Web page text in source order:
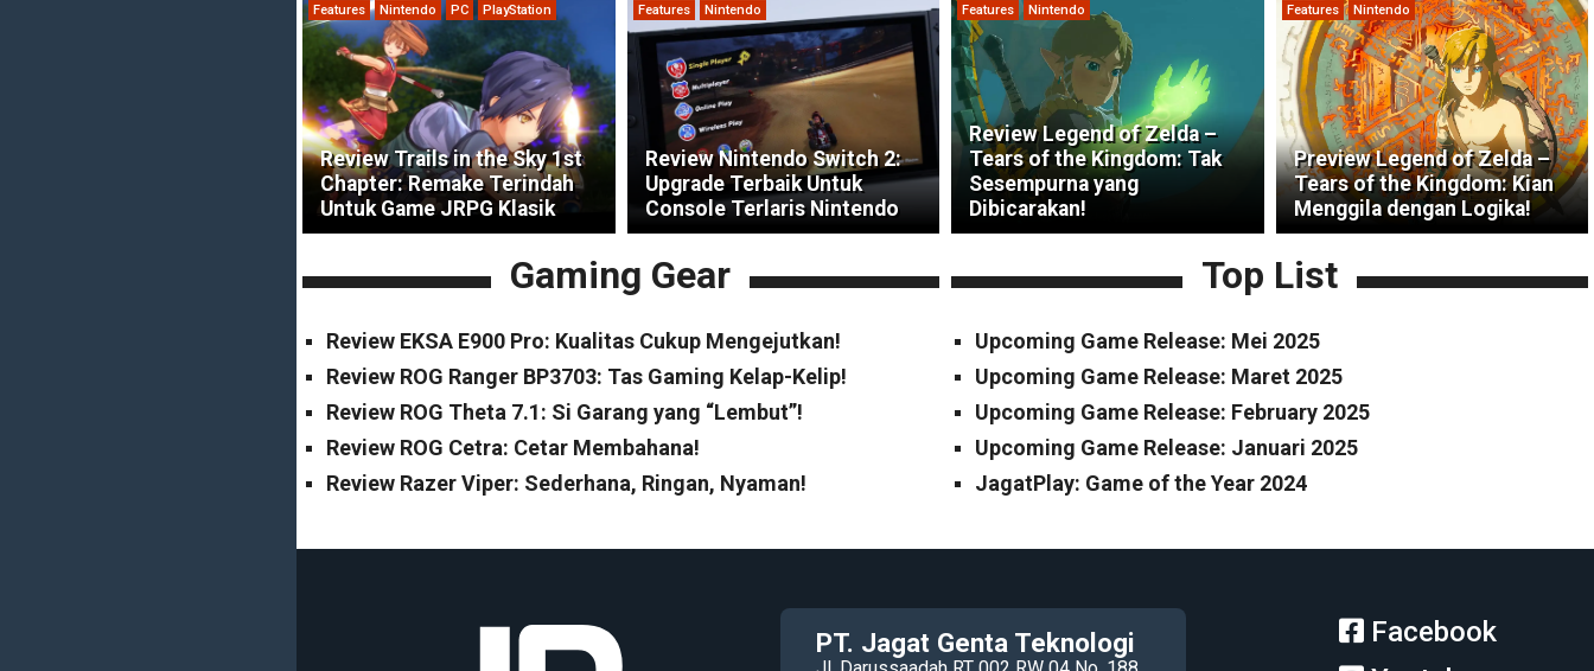
Features Nintendo PC PlayStation
Review Trails in the Sky 1st
Chapter: Remake Terindah
Untuk Game JRPG Klasik
Features Nintendo
Review Nintendo Switch 2:
Upgrade Terbaik Untuk
Console Terlaris Nintendo
Features Nintendo
Review Legend of Zelda –
Tears of the Kingdom: Tak
Sesempurna yang
Dibicarakan!
Features Nintendo
Preview Legend of Zelda –
Tears of the Kingdom: Kian
Menggila dengan Logika!
Gaming Gear
Review EKSA E900 Pro: Kualitas Cukup Mengejutkan!
Review ROG Ranger BP3703: Tas Gaming Kelap-Kelip!
Review ROG Theta 7.1: Si Garang yang “Lembut”!
Review ROG Cetra: Cetar Membahana!
Review Razer Viper: Sederhana, Ringan, Nyaman!
Top List
Upcoming Game Release: Mei 2025
Upcoming Game Release: Maret 2025
Upcoming Game Release: February 2025
Upcoming Game Release: Januari 2025
JagatPlay: Game of the Year 2024
PT. Jagat Genta Teknologi
Facebook